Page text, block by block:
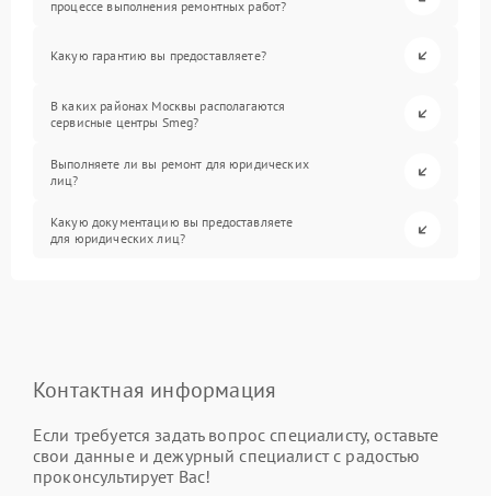
процессе выполнения ремонтных работ?
Какую гарантию вы предоставляете?
В каких районах Москвы располагаются
сервисные центры Smeg?
Выполняете ли вы ремонт для юридических
лиц?
Какую документацию вы предоставляете
для юридических лиц?
Контактная информация
Если требуется задать вопрос специалисту, оставьте
свои данные и дежурный специалист с радостью
проконсультирует Вас!